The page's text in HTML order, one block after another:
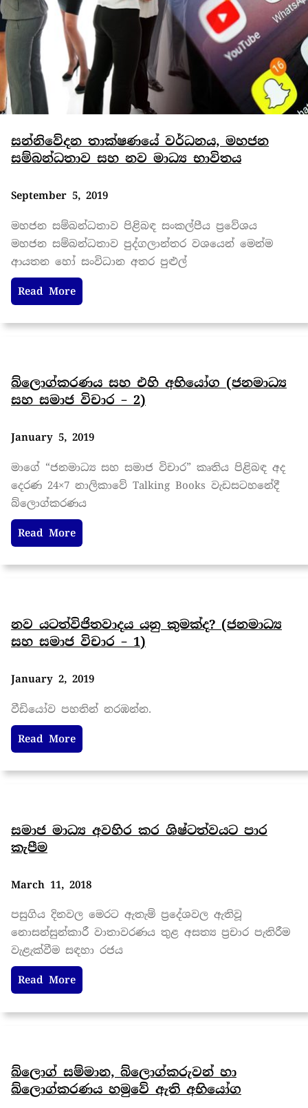
සන්නිවේදන තාක්ෂණයේ වර්ධනය, මහජන
සම්බන්ධතාව සහ නව මාධ්‍ය භාවිතය
September 5, 2019
මහජන සම්බන්ධතාව පිළිබඳ සංකල්පීය ප‍්‍රවේශය
මහජන සම්බන්ධතාව පුද්ගලාන්තර වශයෙන් මෙන්ම
ආයතන හෝ සංවිධාන අතර පුළුල්
Read More
බ්ලොග්කරණය සහ එහි අභියෝග (ජනමාධ්‍ය
සහ සමාජ විචාර – 2)
January 5, 2019
මාගේ “ජනමාධ්‍ය සහ සමාජ විචාර” කෘතිය පිළිබඳ අද
දෙරණ 24×7 නාලිකාවේ Talking Books වැඩසටහනේදී
බ්ලොග්කරණය
Read More
නව යටත්විජිතවාදය යනු කුමක්ද? (ජනමාධ්‍ය
සහ සමාජ විචාර – 1)
January 2, 2019
වීඩියෝව පහතින් නරඹන්න.
Read More
සමාජ මාධ්‍ය අවහිර කර ශිෂ්ටත්වයට පාර
කැපීම
March 11, 2018
පසුගිය දිනවල මෙරට ඇතැම් ප්‍රදේශවල ඇතිවූ
නොසන්සුන්කාරී වාතාවරණය තුළ අසත්‍ය ප්‍රචාර පැතිරීම
වැළැක්වීම සඳහා රජය
Read More
බ්ලොග් සම්මාන, බ්ලොග්කරුවන් හා
බ්ලොග්කරණය හමුවේ ඇති අභියෝග